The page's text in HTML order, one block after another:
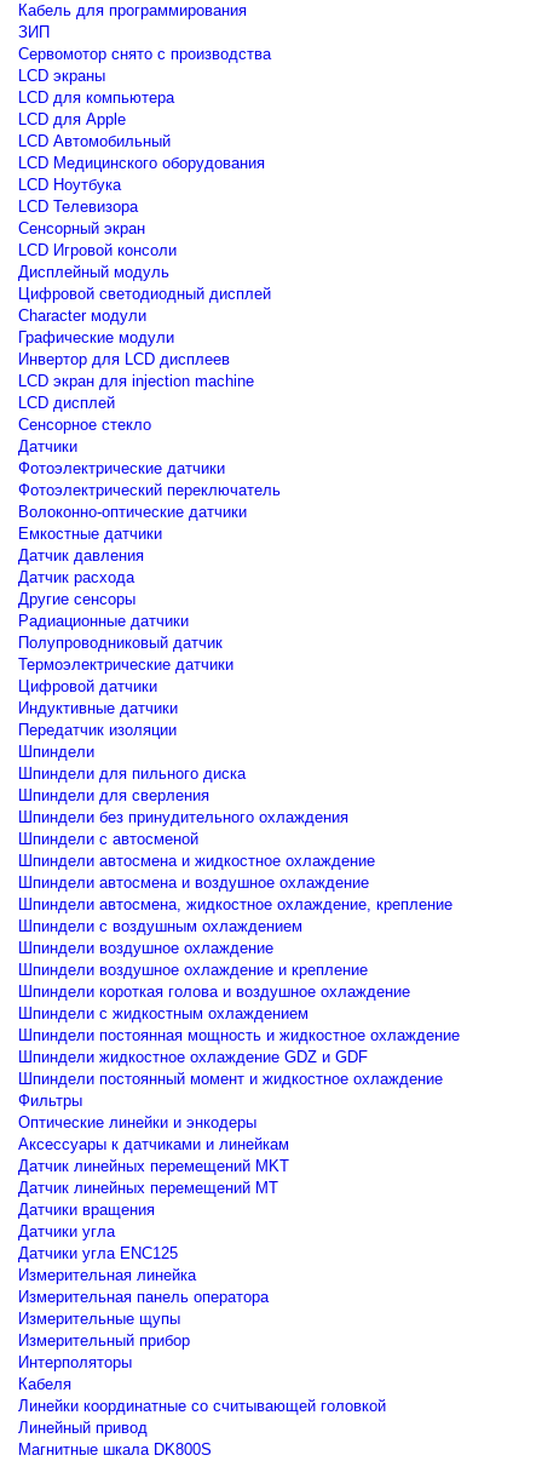
Кабель для программирования
ЗИП
Сервомотор снято с производства
LCD экраны
LCD для компьютера
LCD для Apple
LCD Автомобильный
LCD Медицинского оборудования
LCD Ноутбука
LCD Телевизора
Сенсорный экран
LCD Игровой консоли
Дисплейный модуль
Цифровой светодиодный дисплей
Сharacter модули
Графические модули
Инвертор для LCD дисплеев
LCD экран для injection machine
LCD дисплей
Сенсорное стекло
Датчики
Фотоэлектрические датчики
Фотоэлектрический переключатель
Волоконно-оптические датчики
Емкостные датчики
Датчик давления
Датчик расхода
Другие сенсоры
Радиационные датчики
Полупроводниковый датчик
Термоэлектрические датчики
Цифровой датчики
Индуктивные датчики
Передатчик изоляции
Шпиндели
Шпиндели для пильного диска
Шпиндели для сверления
Шпиндели без принудительного охлаждения
Шпиндели с автосменой
Шпиндели автосмена и жидкостное охлаждение
Шпиндели автосмена и воздушное охлаждение
Шпиндели автосмена, жидкостное охлаждение, крепление
Шпиндели с воздушным охлаждением
Шпиндели воздушное охлаждение
Шпиндели воздушное охлаждение и крепление
Шпиндели короткая голова и воздушное охлаждение
Шпиндели с жидкостным охлаждением
Шпиндели постоянная мощность и жидкостное охлаждение
Шпиндели жидкостное охлаждение GDZ и GDF
Шпиндели постоянный момент и жидкостное охлаждение
Фильтры
Оптические линейки и энкодеры
Аксессуары к датчиками и линейкам
Датчик линейных перемещений MKT
Датчик линейных перемещений MT
Датчики вращения
Датчики угла
Датчики угла ENC125
Измерительная линейка
Измерительная панель оператора
Измерительные щупы
Измерительный прибор
Интерполяторы
Кабеля
Линейки координатные со считывающей головкой
Линейный привод
Магнитные шкала DK800S